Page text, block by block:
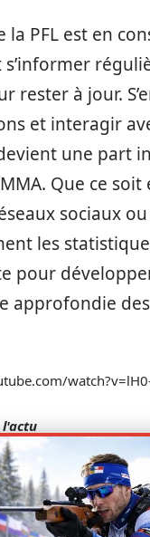
la PFL est en
rester à jour.
et interagir
une part
Que ce
sociaux
les
pour
approfondie
l'actu